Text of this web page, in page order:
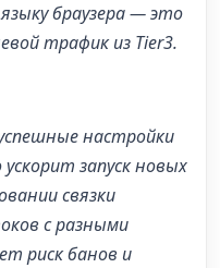
браузера — это
трафик из Tier3.
настройки
запуск новых
связки
с разными
риск банов и